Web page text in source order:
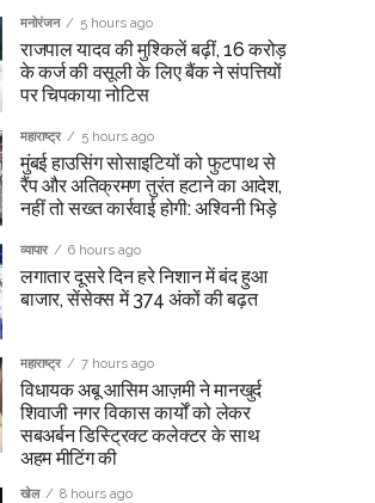
मनोरंजन 5 hours ago
राजपाल यादव की मुश्किलें बढ़ीं, 16 करोड़
के कर्ज की वसूली के लिए बैंक ने संपत्तियों
पर चिपकाया नोटिस
महाराष्ट्र 5 hours ago
मुंबई हाउसिंग सोसाइटियों को फुटपाथ से
रैंप और अतिक्रमण तुरंत हटाने का आदेश,
नहीं तो सख्त कार्रवाई होगी: अश्विनी भिड़े
व्यापार 6 hours ago
लगातार दूसरे दिन हरे निशान में बंद हुआ
बाजार, सेंसेक्स में 374 अंकों की बढ़त
महाराष्ट्र 7 hours ago
विधायक अबू आसिम आज़मी ने मानखुर्द
शिवाजी नगर विकास कार्यों को लेकर
सबअर्बन डिस्ट्रिक्ट कलेक्टर के साथ
अहम मीटिंग की
खेल 8 hours ago